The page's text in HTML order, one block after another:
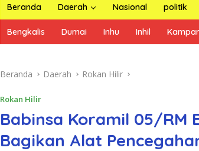
Beranda Daerah Nasional politik
Bengkalis Dumai Inhu Inhil Kampar
Beranda Daerah Rokan Hilir
Rokan Hilir
Babinsa Koramil 05/RM
Bagikan Alat